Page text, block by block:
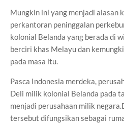
Mungkin ini yang menjadi alasan
perkantoran peninggalan
kolonial Belanda yang berada di
berciri khas Melayu dan
pada masa itu.
Pasca Indonesia merdeka,
Deli milik kolonial Belanda pada
menjadi perusahaan milik
tersebut difungsikan sebagai